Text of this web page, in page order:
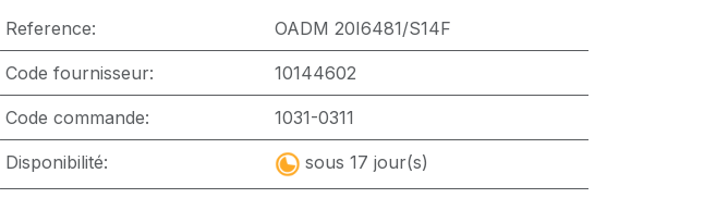
Reference: OADM 20I6481/S14F
Code fournisseur: 10144602
Code commande: 1031-0311
Disponibilité: sous 17 jour(s)